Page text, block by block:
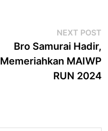
NEXT POST
Bro Samurai Hadir,
Memeriahkan MAIWP
RUN 2024